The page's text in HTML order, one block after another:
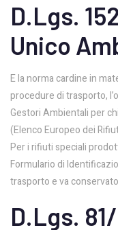
D.Lgs.
Unico
E la norma cardine in
procedure di trasporto,
Gestori Ambientali per
(Elenco Europeo dei
Per i rifiuti speciali
Formulario di
trasporto e va
D.Lgs.